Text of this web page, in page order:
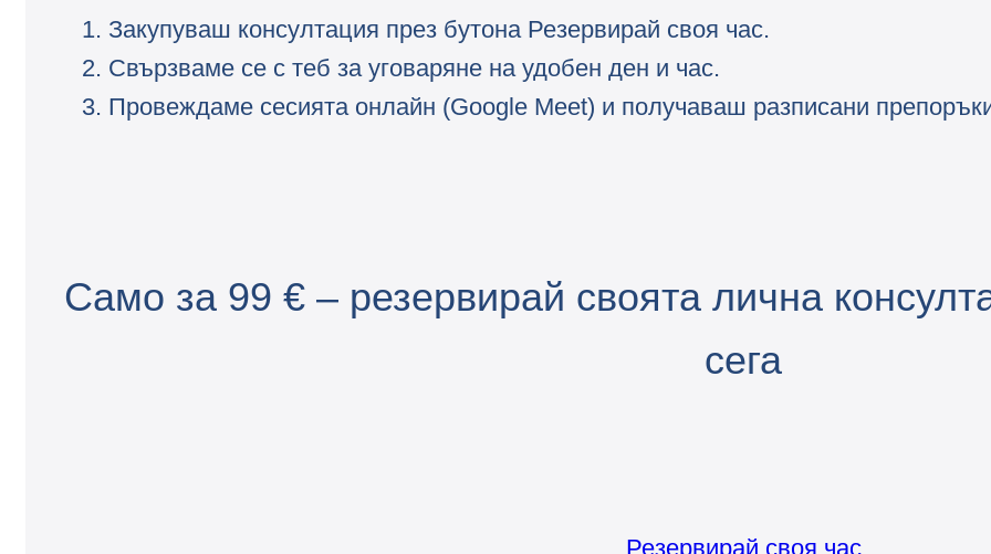
Закупуваш консултация през бутона Резервирай своя час.
Свързваме се с теб за уговаряне на удобен ден и час.
Провеждаме сесията онлайн (Google Meet) и получаваш разписани
Само за 99 € – резервирай своята лична
сега
Резервирай своя час